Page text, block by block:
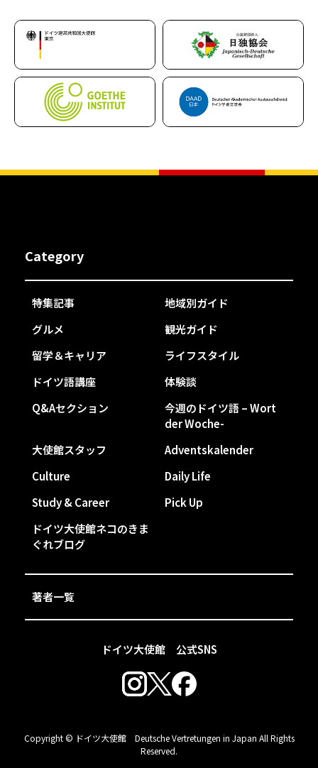
ドイツ大使館 公式SNS
Category
特集記事
地域別ガイド
グルメ
観光ガイド
留学＆キャリア
ライフスタイル
ドイツ語講座
体験談
Q&Aセクション
今週のドイツ語 – Wort
der Woche-
大使館スタッフ
Adventskalender
Culture
Daily Life
Study & Career
Pick Up
ドイツ大使館ネコのきま
ぐれブログ
著者一覧
Copyright © ドイツ大使館 Deutsche Vertretungen in Japan All Rights
Reserved.